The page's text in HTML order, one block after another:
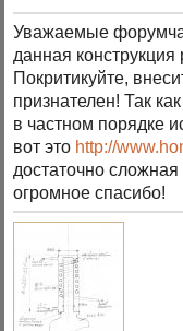
Уважаемые
данная конструкция
Покритикуйте,
признателен! Так
в частном порядке
вот это http://
достаточно
огромное спасибо!